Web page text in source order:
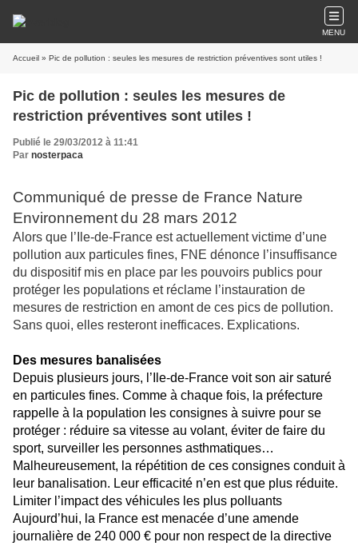
MENU
Accueil » Pic de pollution : seules les mesures de restriction préventives sont utiles !
Pic de pollution : seules les mesures de
restriction préventives sont utiles !
Publié le 29/03/2012 à 11:41
Par nosterpaca
Communiqué de presse de France Nature
Environnementdu 28 mars 2012
Alors que l’Ile-de-France est actuellement victime d’une
pollution aux particules fines, FNE dénonce l’insuffisance
du dispositif mis en place par les pouvoirs publics pour
protéger les populations et réclame l’instauration de
mesures de restriction en amont de ces pics de pollution.
Sans quoi, elles resteront inefficaces. Explications.
Des mesures banalisées
Depuis plusieurs jours, l’Ile-de-France voit son air saturé
en particules fines. Comme à chaque fois, la préfecture
rappelle à la population les consignes à suivre pour se
protéger : réduire sa vitesse au volant, éviter de faire du
sport, surveiller les personnes asthmatiques…
Malheureusement, la répétition de ces consignes conduit à
leur banalisation. Leur efficacité n’en est que plus réduite.
Limiter l’impact des véhicules les plus polluants
Aujourd’hui, la France est menacée d’une amende
journalière de 240 000 € pour non respect de la directive